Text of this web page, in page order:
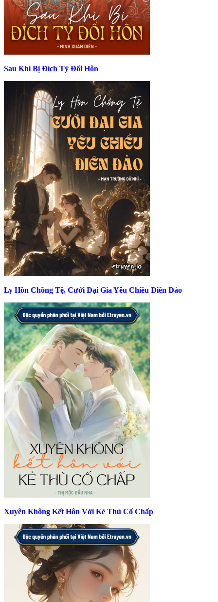
Sau Khi Bị Đích Tỷ Đổi Hôn
Ly Hôn Chồng Tệ, Cưới Đại Gia Yêu Chiều Điên Đảo
Xuyên Không Kết Hôn Với Kẻ Thù Cố Chấp